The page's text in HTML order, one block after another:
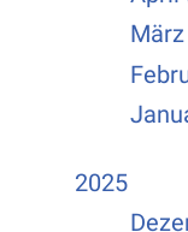
2025